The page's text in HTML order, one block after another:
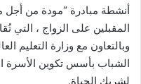
أنشطة مبادرة “مودة من أجل
المقبلين على الزواج ، التي
وبالتعاون مع وزارة التعليم
الشباب بأسس تكوين الأسرة
لشريك الحياة.